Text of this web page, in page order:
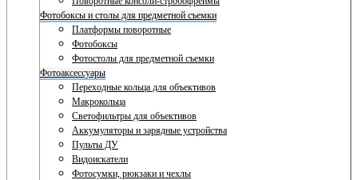
Фотобоксы и столы для предметной съемки
Платформы поворотные
Фотобоксы
Фотостолы для предметной съемки
Фотоаксессуары
Переходные кольца для объективов
Макрокольца
Светофильтры для объективов
Аккумуляторы и зарядные устройства
Пульты ДУ
Видоискатели
Фотосумки, рюкзаки и чехлы